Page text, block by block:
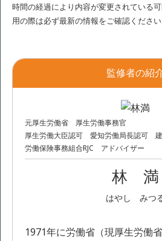
時間の経過により内容が変更されている
用の際は必ず最新の情報をご確認ください
監修者の紹
元厚生労働省 厚生労働事務官
厚生労働大臣認可 愛知労働局長認可
労働保険事務組合RJC アドバイザー
林 満
はやし みつ
1971年に労働省（現厚生労働